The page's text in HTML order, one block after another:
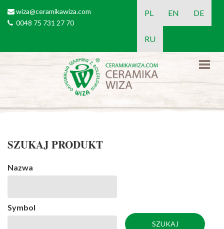
email
wiza@ceramikawiza.com
tel0048 75 731 27 70
PL EN DE
RU
SZUKAJ PRODUKT
Nazwa
Symbol